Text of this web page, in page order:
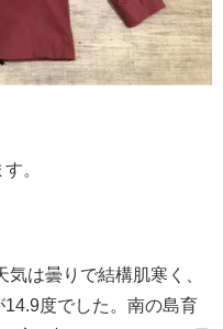
。
は曇りで結構肌寒く、
度でした。南の島育